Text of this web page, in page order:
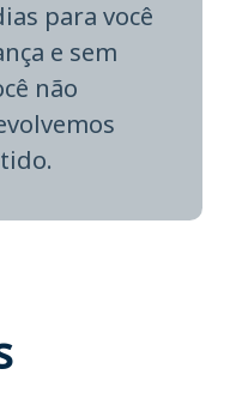
para você
e sem
não